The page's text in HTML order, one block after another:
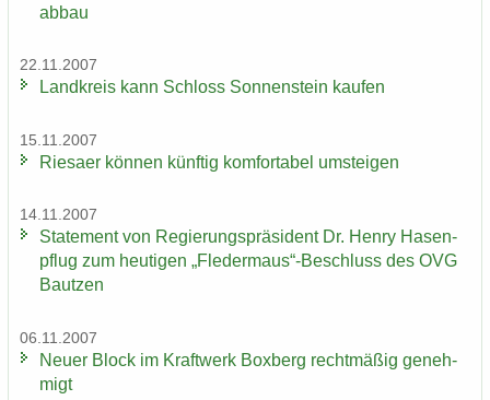
ab­bau
22.11.2007
Land­kreis kann Schloss Son­nen­stein kau­fen
15.11.2007
Rie­sa­er kön­nen künf­tig kom­for­ta­bel um­stei­gen
14.11.2007
State­ment von Re­gie­rungs­prä­si­dent Dr. Henry Ha­sen­
pflug zum heu­ti­gen „Fle­der­maus“-​Beschluss des OVG
Baut­zen
06.11.2007
Neuer Block im Kraft­werk Box­berg recht­mä­ßig ge­neh­
migt